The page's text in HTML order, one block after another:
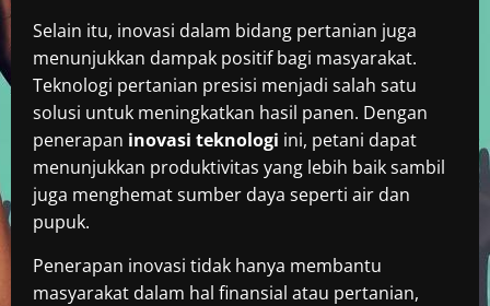
Selain itu, inovasi dalam bidang pertanian juga
menunjukkan dampak positif bagi masyarakat.
Teknologi pertanian presisi menjadi salah satu
solusi untuk meningkatkan hasil panen. Dengan
penerapan inovasi teknologi ini, petani dapat
menunjukkan produktivitas yang lebih baik sambil
juga menghemat sumber daya seperti air dan
pupuk.
Penerapan inovasi tidak hanya membantu
masyarakat dalam hal finansial atau pertanian,